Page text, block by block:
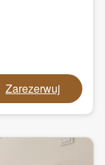
Zarezerwuj